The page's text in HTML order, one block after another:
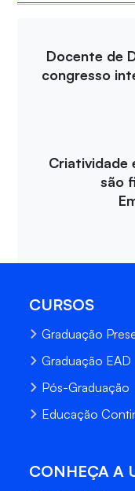
Docente de
congresso
Criatividade
são
CURSOS
Graduação
Graduação EAD
Pós-Graduação
Educação
CONHEÇA A